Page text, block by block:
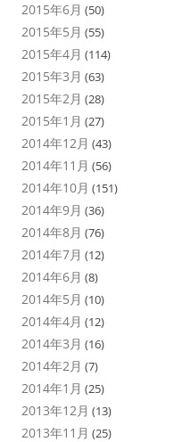
2015年6月 (50)
2015年5月 (55)
2015年4月 (114)
2015年3月 (63)
2015年2月 (28)
2015年1月 (27)
2014年12月 (43)
2014年11月 (56)
2014年10月 (151)
2014年9月 (36)
2014年8月 (76)
2014年7月 (12)
2014年6月 (8)
2014年5月 (10)
2014年4月 (12)
2014年3月 (16)
2014年2月 (7)
2014年1月 (25)
2013年12月 (13)
2013年11月 (25)